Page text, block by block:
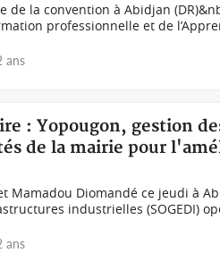
de la convention à Abidjan
professionnelle et de
ans
: Yopougon, gestion
de la mairie pour
Mamadou Diomandé ce jeudi à
industrielles (SOGEDI)
ans